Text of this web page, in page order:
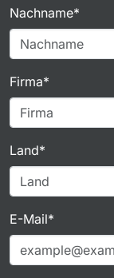
Nachname*
Firma*
Land*
E-Mail*